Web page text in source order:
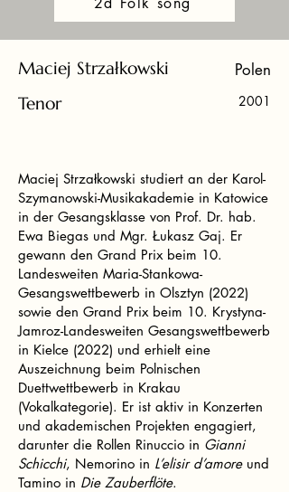
Maciej Strzałkowski Polen
Tenor 2001
Maciej Strzałkowski studiert an der Karol-
Szymanowski-Musikakademie in Katowice
in der Gesangsklasse von Prof. Dr. hab.
Ewa Biegas und Mgr. Łukasz Gaj. Er
gewann den Grand Prix beim 10.
Landesweiten Maria-Stankowa-
Gesangswettbewerb in Olsztyn (2022)
sowie den Grand Prix beim 10. Krystyna-
Jamroz-Landesweiten Gesangswettbewerb
in Kielce (2022) und erhielt eine
Auszeichnung beim Polnischen
Duettwettbewerb in Krakau
(Vokalkategorie). Er ist aktiv in Konzerten
und akademischen Projekten engagiert,
darunter die Rollen Rinuccio in Gianni
Schicchi, Nemorino in L’elisir d’amoreund
Tamino in Die Zauberflöte.